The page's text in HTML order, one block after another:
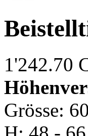
1'242.70
Grösse: